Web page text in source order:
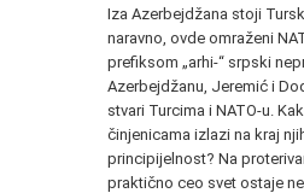
Iza Azerbejdžana stoji
naravno, ovde omraženi
prefiksom „arhi-“ srpski
Azerbejdžanu, Jeremić i
stvari Turcima i NATO-u.
činjenicama izlazi na kraj
principijelnost? Na
praktično ceo svet ostaje